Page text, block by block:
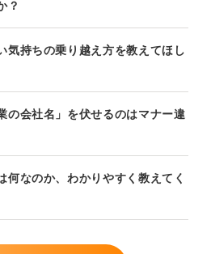
？
気持ちの乗り越え方を教えてほし
の会社名」を伏せるのはマナー違
何なのか、わかりやすく教えてく